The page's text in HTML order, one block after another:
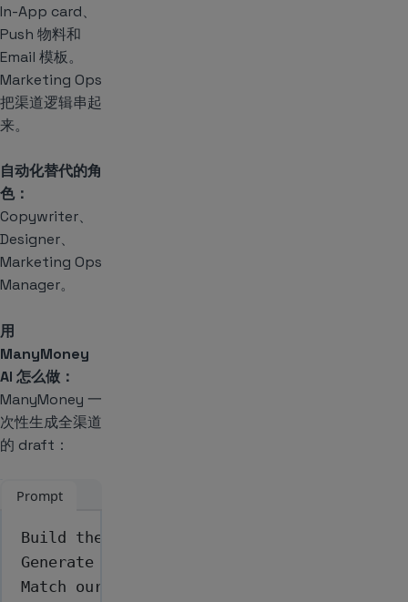
In-App card、
Push 物料和
Email 模板。
Marketing Ops
把渠道逻辑串起
来。
自动化替代的角
色：
Copywriter、
Designer、
Marketing Ops
Manager。
用
ManyMoney
AI 怎么做：
ManyMoney 一
次性生成全渠道
的 draft：
Prompt
Build the onboarding journey for new
Generate push, in-app, and email
Match our brand voice, and include